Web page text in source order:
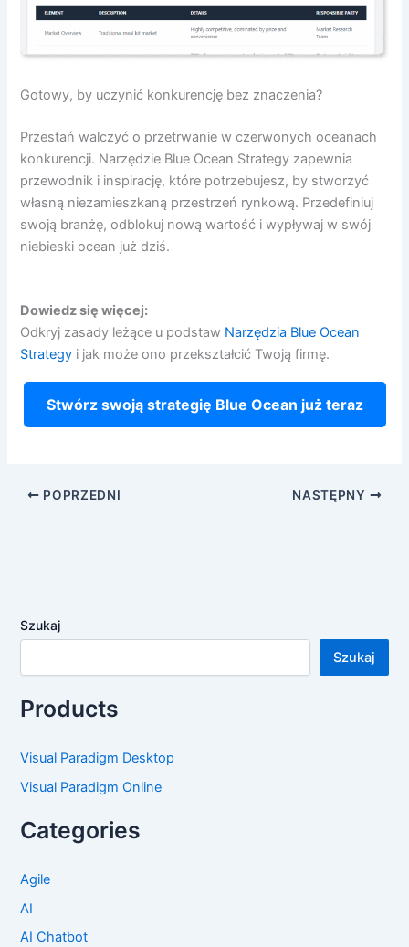
Gotowy, by uczynić konkurencję bez znaczenia?
Przestań walczyć o przetrwanie w czerwonych oceanach
konkurencji. Narzędzie Blue Ocean Strategy zapewnia
przewodnik i inspirację, które potrzebujesz, by stworzyć
własną niezamieszkaną przestrzeń rynkową. Przedefiniuj
swoją branżę, odblokuj nową wartość i wypływaj w swój
niebieski ocean już dziś.
Dowiedz się więcej:
Odkryj zasady leżące u podstaw Narzędzia Blue Ocean
Strategy i jak może ono przekształcić Twoją firmę.
Stwórz swoją strategię Blue Ocean już teraz
POPRZEDNI NASTĘPNY
Szukaj
Szukaj
Products
Visual Paradigm Desktop
Visual Paradigm Online
Categories
Agile
AI
AI Chatbot